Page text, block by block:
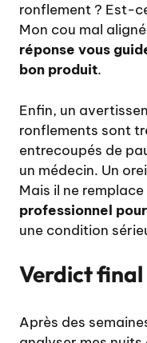
ronflement ? Est-
Mon cou mal
réponse vous
bon produit.
Enfin, un
ronflements sont
entrecoupés de
un médecin. Un
Mais il ne
professionnel
une condition
Verdict final
Après des